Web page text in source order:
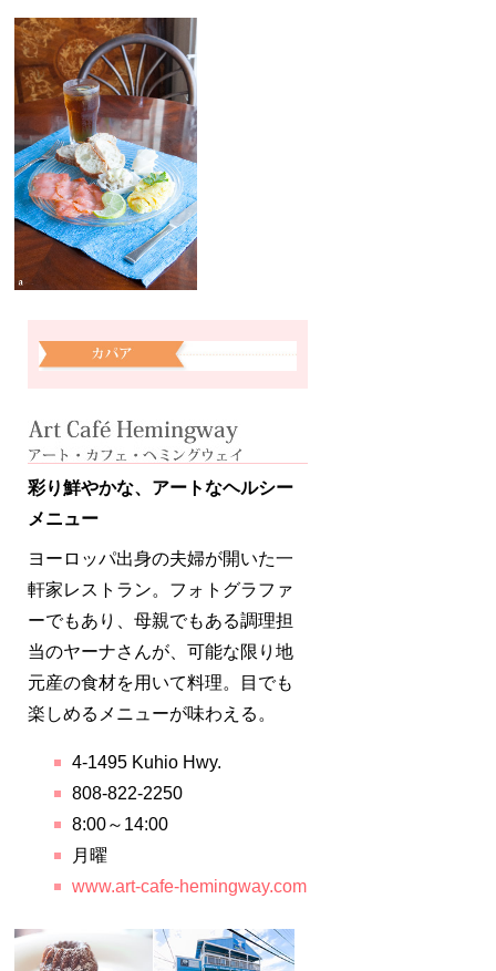
彩り鮮やかな、アートなヘルシー
メニュー
ヨーロッパ出身の夫婦が開いた一
軒家レストラン。フォトグラファ
ーでもあり、母親でもある調理担
当のヤーナさんが、可能な限り地
元産の食材を用いて料理。目でも
楽しめるメニューが味わえる。
4-1495 Kuhio Hwy.
808-822-2250
8:00～14:00
月曜
www.art-cafe-hemingway.com